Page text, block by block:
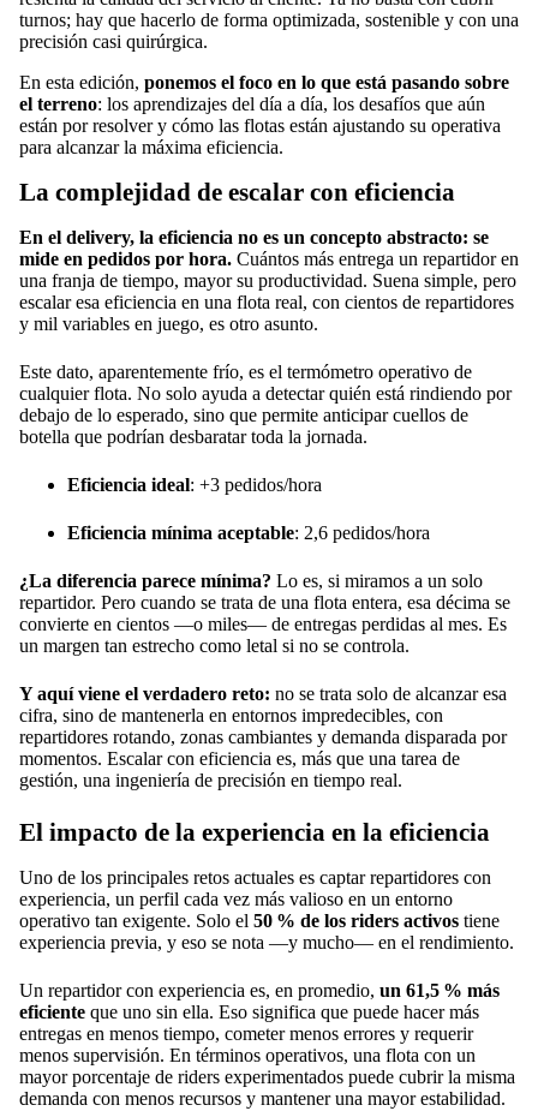
turnos; hay que hacerlo de forma optimizada, sostenible y con una
precisión casi quirúrgica.
En esta edición, ponemos el foco en lo que está pasando sobre
el terreno: los aprendizajes del día a día, los desafíos que aún
están por resolver y cómo las flotas están ajustando su operativa
para alcanzar la máxima eficiencia.
La complejidad de escalar con eficiencia
En el delivery, la eficiencia no es un concepto abstracto: se
mide en pedidos por hora. Cuántos más entrega un repartidor en
una franja de tiempo, mayor su productividad. Suena simple, pero
escalar esa eficiencia en una flota real, con cientos de repartidores
y mil variables en juego, es otro asunto.
Este dato, aparentemente frío, es el termómetro operativo de
cualquier flota. No solo ayuda a detectar quién está rindiendo por
debajo de lo esperado, sino que permite anticipar cuellos de
botella que podrían desbaratar toda la jornada.
Eficiencia ideal: +3 pedidos/hora
Eficiencia mínima aceptable: 2,6 pedidos/hora
¿La diferencia parece mínima? Lo es, si miramos a un solo
repartidor. Pero cuando se trata de una flota entera, esa décima se
convierte en cientos —o miles— de entregas perdidas al mes. Es
un margen tan estrecho como letal si no se controla.
Y aquí viene el verdadero reto: no se trata solo de alcanzar esa
cifra, sino de mantenerla en entornos impredecibles, con
repartidores rotando, zonas cambiantes y demanda disparada por
momentos. Escalar con eficiencia es, más que una tarea de
gestión, una ingeniería de precisión en tiempo real.
El impacto de la experiencia en la eficiencia
Uno de los principales retos actuales es captar repartidores con
experiencia, un perfil cada vez más valioso en un entorno
operativo tan exigente. Solo el 50 % de los riders activos tiene
experiencia previa, y eso se nota —y mucho— en el rendimiento.
Un repartidor con experiencia es, en promedio, un 61,5 % más
eficiente que uno sin ella. Eso significa que puede hacer más
entregas en menos tiempo, cometer menos errores y requerir
menos supervisión. En términos operativos, una flota con un
mayor porcentaje de riders experimentados puede cubrir la misma
demanda con menos recursos y mantener una mayor estabilidad.